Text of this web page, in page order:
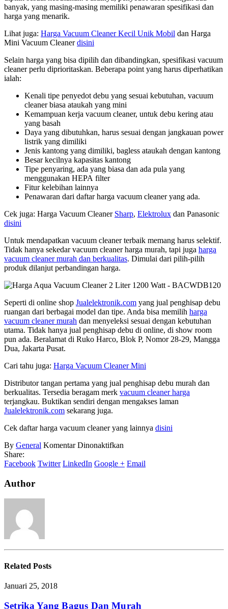
banyak, yang masing-masing memiliki penawaran spesifikasi dan
harga yang menarik.
Lihat juga: Harga Vacuum Cleaner Kecil Unik Mobil dan Harga
Mini Vacuum Cleanerdisini
Selain harga yang bisa dipilih dan dibandingkan, spesifikasi vacuum
cleaner perlu diprioritaskan. Beberapa point yang harus diperhatikan
ialah:
Kenali tipe penyedot debu yang sesuai kebutuhan, vacuum
cleaner biasa ataukah yang mini
Kemampuan kerja vacuum cleaner, untuk debu kering atau
yang basah
Daya yang dibutuhkan, harus sesuai dengan jangkauan power
listrik yang dimiliki
Jenis kantong yang dimiliki, bagless ataukah dengan kantong
Besar kecilnya kapasitas kantong
Tipe penyaring, ada yang biasa dan ada pula yang
menggunakan HEPA filter
Fitur kelebihan lainnya
Penawaran dari daftar harga vacuum cleaner yang ada.
Cek juga: Harga Vacuum Cleaner Sharp, Elektrolux dan Panasonic
disini
Untuk mendapatkan vacuum cleaner terbaik memang harus selektif.
Tidak hanya sekedar vacuum cleaner harga murah, tapi juga harga
vacuum cleaner murah dan berkualitas. Dimulai dari pilih-pilih
produk dilanjut perbandingan harga.
Seperti di online shop Jualelektronik.com yang jual penghisap debu
ruangan dari berbagai model dan tipe. Anda bisa memilih harga
vacuum cleaner murah dan menyeleksi sesuai dengan kebutuhan
utama. Tidak hanya jual penghisap debu di online, di show room
pun ada. Beralamat di Ruko Harco, Blok P, Nomor 28-29, Mangga
Dua, Jakarta Pusat.
Cari tahu juga: Harga Vacuum Cleaner Mini
Distributor tangan pertama yang jual penghisap debu murah dan
berkualitas. Tersedia beragam merk vacuum cleaner harga
terjangkau. Buktikan sendiri dengan mengakses laman
Jualelektronik.com sekarang juga.
Cek daftar harga vacuum cleaner yang lainnya disini
By General Komentar Dinonaktifkan
Vacuum
Share:
Facebook Twitter LinkedIn Google + Email
Author
RelatedPosts
Januari 25, 2018
Setrika Yang Bagus Dan Murah